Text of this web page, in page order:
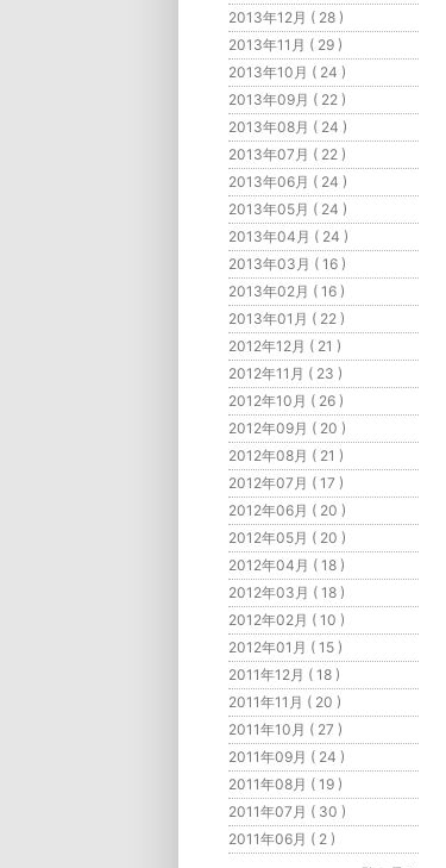
2013年12月 ( 28 )
2013年11月 ( 29 )
2013年10月 ( 24 )
2013年09月 ( 22 )
2013年08月 ( 24 )
2013年07月 ( 22 )
2013年06月 ( 24 )
2013年05月 ( 24 )
2013年04月 ( 24 )
2013年03月 ( 16 )
2013年02月 ( 16 )
2013年01月 ( 22 )
2012年12月 ( 21 )
2012年11月 ( 23 )
2012年10月 ( 26 )
2012年09月 ( 20 )
2012年08月 ( 21 )
2012年07月 ( 17 )
2012年06月 ( 20 )
2012年05月 ( 20 )
2012年04月 ( 18 )
2012年03月 ( 18 )
2012年02月 ( 10 )
2012年01月 ( 15 )
2011年12月 ( 18 )
2011年11月 ( 20 )
2011年10月 ( 27 )
2011年09月 ( 24 )
2011年08月 ( 19 )
2011年07月 ( 30 )
2011年06月 ( 2 )